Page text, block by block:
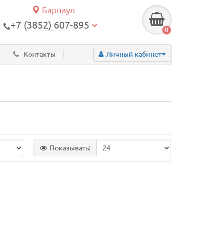
Барнаул
+7 (3852) 607-895 0
Контакты Личный кабинет
Показывать: